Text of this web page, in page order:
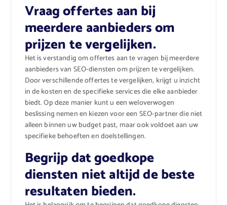
Vraag offertes aan bij
meerdere aanbieders om
prijzen te vergelijken.
Het is verstandig om offertes aan te vragen bij meerdere
aanbieders van SEO-diensten om prijzen te vergelijken.
Door verschillende offertes te vergelijken, krijgt u inzicht
in de kosten en de specifieke services die elke aanbieder
biedt. Op deze manier kunt u een weloverwogen
beslissing nemen en kiezen voor een SEO-partner die niet
alleen binnen uw budget past, maar ook voldoet aan uw
specifieke behoeften en doelstellingen.
Begrijp dat goedkope
diensten niet altijd de beste
resultaten bieden.